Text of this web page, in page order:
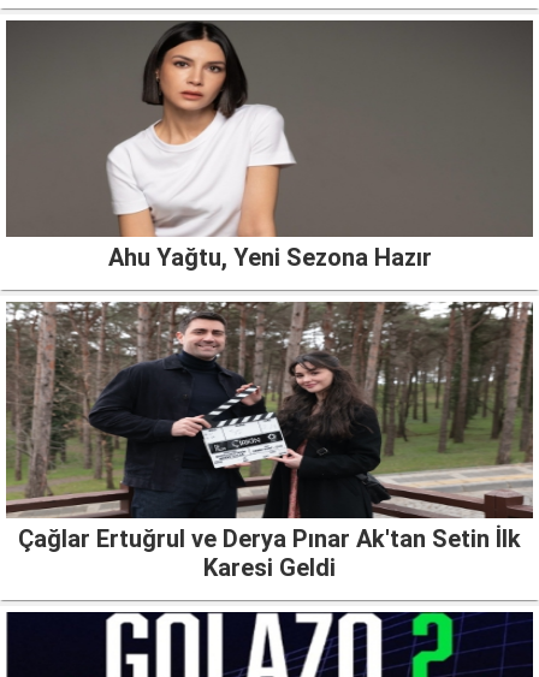
Ahu Yağtu, Yeni Sezona Hazır
Çağlar Ertuğrul ve Derya Pınar Ak'tan Setin İlk
Karesi Geldi